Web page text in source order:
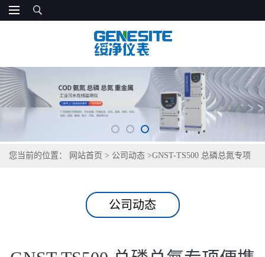
您当前的位置： 网站首页 > 公司动态 >GNST-TS500 总磷总氮专项
公司动态